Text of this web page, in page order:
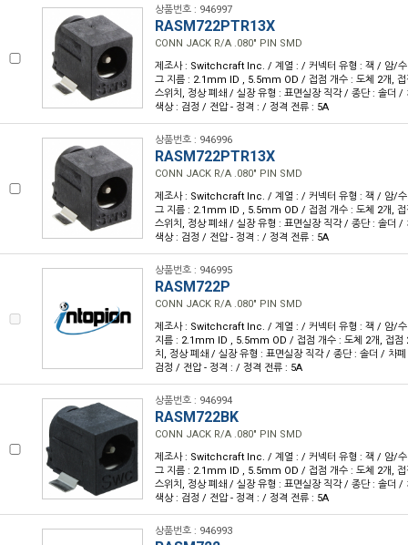
상품번호 : 946997
RASM722PTR13X
CONN JACK R/A .080" PIN SMD
제조사 : Switchcraft Inc. / 계열 : / 커넥터 유형 : 잭 / 암/수
그 지름 : 2.1mm ID , 5.5mm OD / 접점 개수 : 도체 2개, 접
스위치, 정상 폐쇄 / 실장 유형 : 표면실장 직각 / 종단 : 솔더
색상 : 검정 / 전압 - 정격 : / 정격 전류 : 5A
상품번호 : 946996
RASM722PTR13X
CONN JACK R/A .080" PIN SMD
제조사 : Switchcraft Inc. / 계열 : / 커넥터 유형 : 잭 / 암/수
그 지름 : 2.1mm ID , 5.5mm OD / 접점 개수 : 도체 2개, 접
스위치, 정상 폐쇄 / 실장 유형 : 표면실장 직각 / 종단 : 솔더
색상 : 검정 / 전압 - 정격 : / 정격 전류 : 5A
상품번호 : 946995
RASM722P
CONN JACK R/A .080" PIN SMD
제조사 : Switchcraft Inc. / 계열 : / 커넥터 유형 : 잭 / 암/수
지름 : 2.1mm ID , 5.5mm OD / 접점 개수 : 도체 2개, 접점
치, 정상 폐쇄 / 실장 유형 : 표면실장 직각 / 종단 : 솔더 / 차
검정 / 전압 - 정격 : / 정격 전류 : 5A
상품번호 : 946994
RASM722BK
CONN JACK R/A .080" PIN SMD
제조사 : Switchcraft Inc. / 계열 : / 커넥터 유형 : 잭 / 암/수
그 지름 : 2.1mm ID , 5.5mm OD / 접점 개수 : 도체 2개, 접
스위치, 정상 폐쇄 / 실장 유형 : 표면실장 직각 / 종단 : 솔더
색상 : 검정 / 전압 - 정격 : / 정격 전류 : 5A
상품번호 : 946993